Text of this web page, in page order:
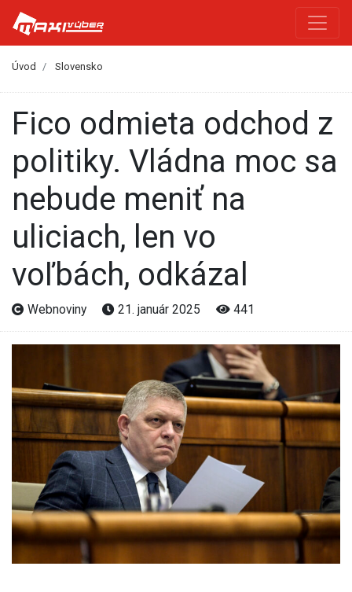
Úvod Slovensko
Fico odmieta odchod z
politiky. Vládna moc sa
nebude meniť na
uliciach, len vo
voľbách, odkázal
Webnoviny 21. január 2025 441